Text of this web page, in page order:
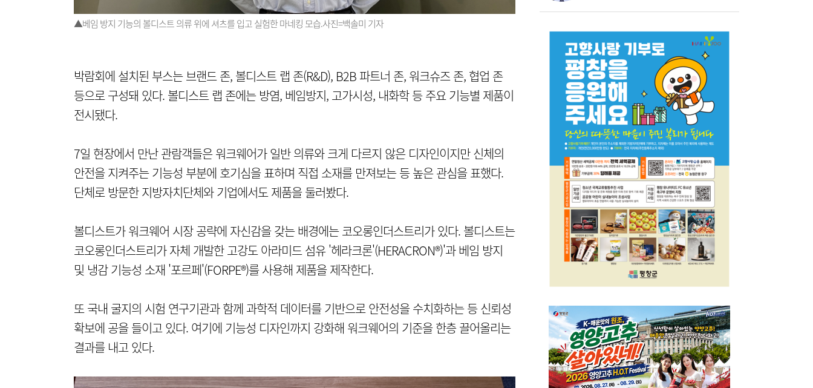
▲베임 방지 기능의 볼디스트 의류 위에 셔츠를 입고 실험한 마네킹 모습.사진=백솔미 기자
박람회에 설치된 부스는 브랜드 존, 볼디스트 랩 존(R&D), B2B 파트너 존, 워크슈즈 존, 협업 존
등으로 구성돼 있다. 볼디스트 랩 존에는 방염, 베임방지, 고가시성, 내화학 등 주요 기능별 제품이
전시됐다.
7일 현장에서 만난 관람객들은 워크웨어가 일반 의류와 크게 다르지 않은 디자인이지만 신체의
안전을 지켜주는 기능성 부분에 호기심을 표하며 직접 소재를 만져보는 등 높은 관심을 표했다.
단체로 방문한 지방자치단체와 기업에서도 제품을 둘러봤다.
볼디스트가 워크웨어 시장 공략에 자신감을 갖는 배경에는 코오롱인더스트리가 있다. 볼디스트는
코오롱인더스트리가 자체 개발한 고강도 아라미드 섬유 '헤라크론'(HERACRON®)'과 베임 방지
및 냉감 기능성 소재 '포르페'(FORPE®)를 사용해 제품을 제작한다.
또 국내 굴지의 시험 연구기관과 함께 과학적 데이터를 기반으로 안전성을 수치화하는 등 신뢰성
확보에 공을 들이고 있다. 여기에 기능성 디자인까지 강화해 워크웨어의 기준을 한층 끌어올리는
결과를 내고 있다.